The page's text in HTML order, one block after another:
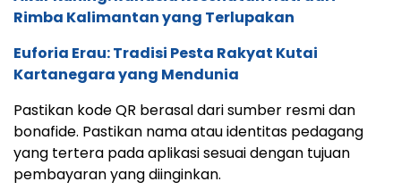
Rimba Kalimantan yang Terlupakan
Euforia Erau: Tradisi Pesta Rakyat Kutai
Kartanegara yang Mendunia
Pastikan kode QR berasal dari sumber resmi dan
bonafide. Pastikan nama atau identitas pedagang
yang tertera pada aplikasi sesuai dengan tujuan
pembayaran yang diinginkan.